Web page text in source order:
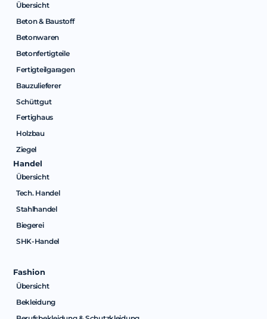
Übersicht
Beton & Baustoff
Betonwaren
Betonfertigteile
Fertigteilgaragen
Bauzulieferer
Schüttgut
Fertighaus
Holzbau
Ziegel
Handel
Übersicht
Tech. Handel
Stahlhandel
Biegerei
SHK-Handel
Fashion
Übersicht
Bekleidung